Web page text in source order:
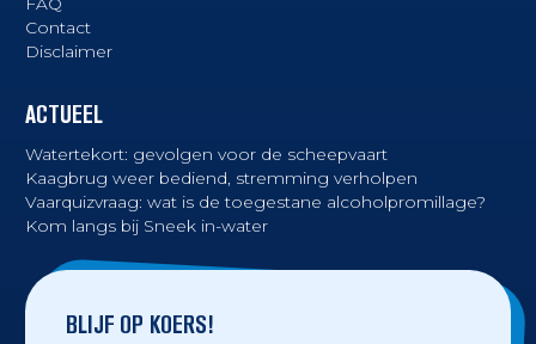
Contact
Disclaimer
ACTUEEL
Watertekort: gevolgen voor de scheepvaart
Kaagbrug weer bediend, stremming verholpen
Vaarquizvraag: wat is de toegestane alcoholpromillage?
Kom langs bij Sneek in-water
BLIJF OP KOERS!